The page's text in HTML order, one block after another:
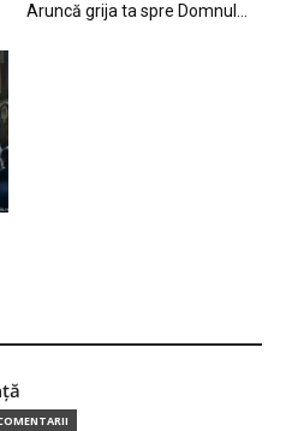
Aruncă grija ta spre Domnul…